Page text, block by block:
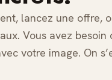
lancez une offre,
Vous avez besoin
votre image. On